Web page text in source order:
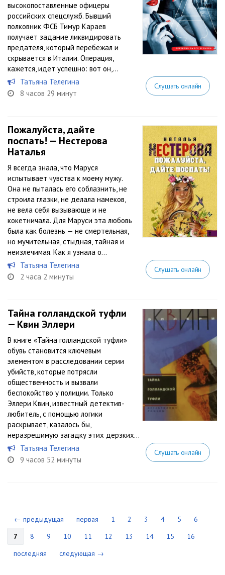
высокопоставленные офицеры
российских спецслужб. Бывший
полковник ФСБ Тимур Караев
получает задание ликвидировать
предателя, который перебежал и
скрывается в Италии. Операция,
кажется, идет успешно: вот он,...
Татьяна Телегина
8 часов 29 минут
Слушать онлайн
Пожалуйста, дайте
поспать! — Нестерова
Наталья
Я всегда знала, что Маруся
испытывает чувства к моему мужу.
Она не пыталась его соблазнить, не
строила глазки, не делала намеков,
не вела себя вызывающе и не
кокетничала. Для Маруси эта любовь
была как болезнь — не смертельная,
но мучительная, стыдная, тайная и
неизлечимая. Как я узнала о...
Татьяна Телегина
2 часа 2 минуты
Слушать онлайн
Тайна голландской туфли
— Квин Эллери
В книге «Тайна голландской туфли»
обувь становится ключевым
элементом в расследовании серии
убийств, которые потрясли
общественность и вызвали
беспокойство у полиции. Только
Эллери Квин, известный детектив-
любитель, с помощью логики
раскрывает, казалось бы,
неразрешимую загадку этих дерзких...
Татьяна Телегина
9 часов 52 минуты
Слушать онлайн
← предыдущая первая 1 2 3 4 5
6
7
8 9 10 11 12 13 14 15
16
последняя
следующая →